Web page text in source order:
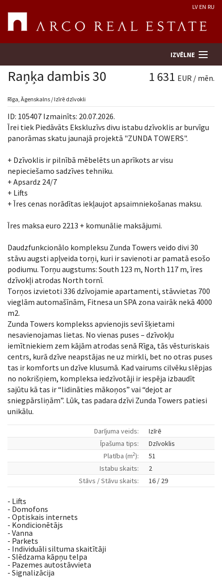
LV EN RU
IZVĒLNE
Meklēt īpašumu
Novērtēt īpašumu
Pakalpojumi
Kontakti
Raņķa dambis 30 1 631 EUR / mēn.
Rīga, Āgenskalns / Izīrē dzīvokli
ID: 105407 Izmainīts: 20.07.2026.
Īrei tiek Piedāvāts Ekskluzīvs divu istabu dzīvoklis ar burvīgu
panorāmas skatu jaunajā projektā "ZUNDA TOWERS".
+ Dzīvoklis ir pilnībā mēbelēts un aprīkots ar visu
nepieciešamo sadzīves tehniku.
+ Apsardz 24/7
+ Lifts
+ Īres cenas norādītas iekļaujot apsaimniekošanas maksu.
Īres maksa euro 2213 + komunālie maksājumi.
Daudzfunkcionālo kompleksu Zunda Towers veido divi 30
stāvu augsti apļveida torņi, kuri ir savienoti ar pamatā esošo
podiumu. Torņu augstums: South 123 m, North 117 m, īres
dzīvokļi atrodas North tornī.
Torņos izvietoti 336 dzīvojamie apartamenti, stāvvietas 700
vieglām automašīnām, Fitnesa un SPA zona vairāk nekā 4000
m2.
Zunda Towers komplekss apvienojis sevī šķietami
nesavienojamas lietas. No vienas puses – dzīvokļu
iemītniekiem zem kājām atrodas senā Rīga, tās vēsturiskais
centrs, kurā dzīve neapstājas ne uz mirkli, bet no otras puses
tas ir komforts un dzīve klusumā. Kad vairums cilvēku slēpjas
no nokrišņiem, kompleksa iedzīvotāji ir iespēja izbaudīt
sajūtu kā tas ir “lidināties mākoņos” vai “dejot ar
sniegpārsliņām”. Lūk, tas padara dzīvi Zunda Towers patiesi
unikālu.
Darījuma veids:
Izīrē
Īpašuma tips:
Dzīvoklis
Platība (m2):
51
Istabu skaits:
2
Stāvs / Stāvu skaits:
16 / 29
- Lifts
- Domofons
- Optiskais internets
- Kondicionētājs
- Vanna
- Parkets
- Individuāli siltuma skaitītāji
- Slēdzama kāpņu telpa
- Pazemes autostāvvieta
- Signalizācija